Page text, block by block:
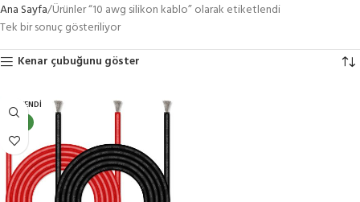
Ana Sayfa Ürünler “10 awg silikon kablo” olarak etiketlendi
Tek bir sonuç gösteriliyor
Kenar çubuğunu göster
TÜKENDI